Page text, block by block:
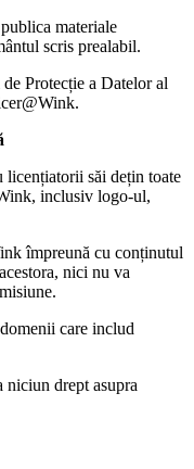
materiale
scris prealabil.
Protecție a Datelor al
licențiatorii săi dețin toate
inclusiv logo-ul,
împreună cu conținutul
nici nu va
care includ
niciun drept asupra